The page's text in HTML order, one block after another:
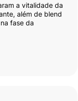
a vitalidade da
além de blend
fase da